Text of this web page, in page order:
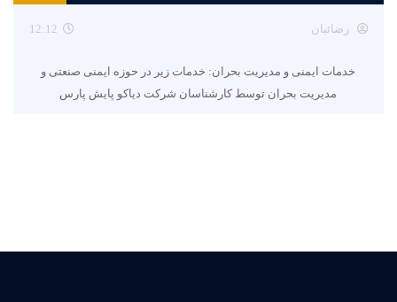
رضائیان 12:12
خدمات ایمنی و مدیریت بحران: خدمات زیر در حوزه ایمنی صنعتی و
مدیریت بحران توسط کارشناسان شرکت دیاکو پایش پارس